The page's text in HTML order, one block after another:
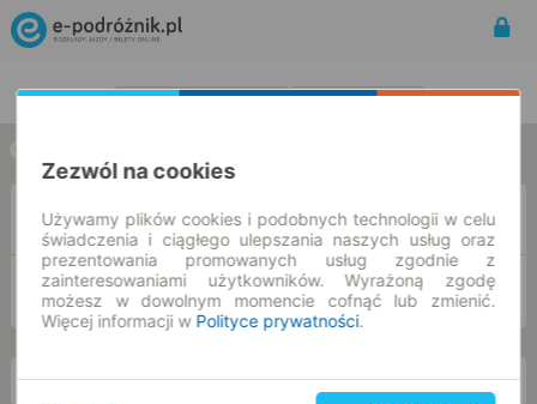
Z
DO
so. 8 sie. -- : --
Zezwól na cookies
Używamy plików cookies i podobnych technologii w celu
świadczenia i ciągłego ulepszania naszych usług oraz
prezentowania promowanych usług zgodnie z
zainteresowaniami użytkowników. Wyrażoną zgodę
możesz w dowolnym momencie cofnąć lub zmienić.
Więcej informacji w Polityce prywatności.